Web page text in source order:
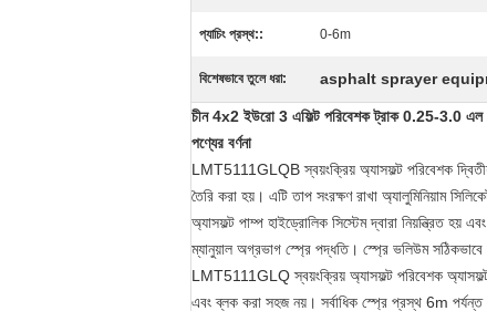
প্যাচিং প্রস্থ:: 0-6m
বিশেষভাবে তুলে ধরা: asphalt sprayer
চীন 4x2 ইউরো 3 এফিল্ট পরিবেশক ট্রাক 0.25-3.0 এল
পণ্যের বর্ণনা
LMT5111GLQB স্বয়ংক্রিয় অ্যাসফল্ট পরিবেশক
তৈরি করা হয়। এটি তাপ সংরক্ষণ রাখা অ্যালুমিনিয়াম
অ্যাসফল্ট পাম্প হাইড্রোলিক সিস্টেম দ্বারা নিয়ন্ত্রিত
ম্যানুয়াল অগ্রভাগ স্প্রে পদ্ধতি। স্প্রে ভলিউম সঠিকভাবে
LMT5111GLQ স্বয়ংক্রিয় অ্যাসফল্ট পরিবেশক
এবং ব্লক করা সহজ নয়। সর্বাধিক স্প্রে প্রস্থ 6m